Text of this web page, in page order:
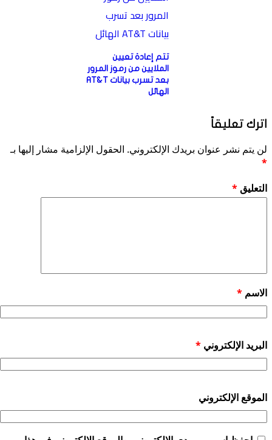
تتم إعادة تعيين
الملايين من رموز المرور
بعد تسرب بيانات AT&T
الهائل
اترك تعليقاً
لن يتم نشر عنوان بريدك الإلكتروني. الحقول الإلزامية مشار إليها بـ
*
التعليق*
الاسم *
البريد الإلكتروني *
الموقع الإلكتروني